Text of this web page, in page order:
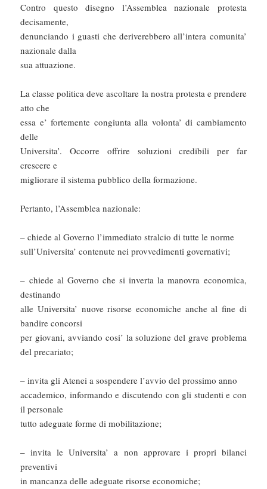
Contro questo disegno l’Assemblea nazionale protesta
decisamente,
denunciando i guasti che deriverebbero all’intera comunita’
nazionale dalla
sua attuazione.
La classe politica deve ascoltare la nostra protesta e prendere
atto che
essa e’ fortemente congiunta alla volonta’ di cambiamento
delle
Universita’. Occorre offrire soluzioni credibili per far
crescere e
migliorare il sistema pubblico della formazione.
Pertanto, l’Assemblea nazionale:
– chiede al Governo l’immediato stralcio di tutte le norme
sull’Universita’ contenute nei provvedimenti governativi;
– chiede al Governo che si inverta la manovra economica,
destinando
alle Universita’ nuove risorse economiche anche al fine di
bandire concorsi
per giovani, avviando cosi’ la soluzione del grave problema
del precariato;
– invita gli Atenei a sospendere l’avvio del prossimo anno
accademico, informando e discutendo con gli studenti e con
il personale
tutto adeguate forme di mobilitazione;
– invita le Universita’ a non approvare i propri bilanci
preventivi
in mancanza delle adeguate risorse economiche;